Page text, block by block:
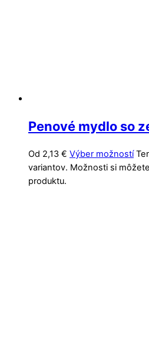
Penové mydlo so
Od 2,13 € Výber možností
variantov. Možnosti si
produktu.